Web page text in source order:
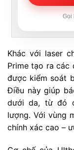
Gọi
Khác với laser
Prime tạo ra các
được kiểm soát
Điều này giúp
dưới da, từ đó
lượng. Với vùng
chính xác cao –